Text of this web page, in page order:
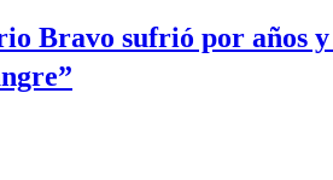
Bravo sufrió por años